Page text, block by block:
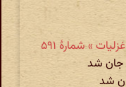
» شمارهٔ ۵۹۱
شد
شد